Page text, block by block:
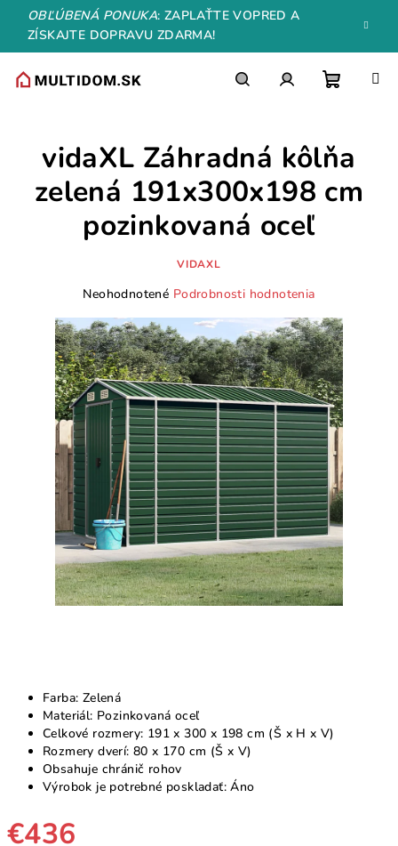
Prejsť
obsah
OBĽÚBENÁ PONUKA: ZAPLAŤTE VOPRED A
ZÍSKAJTE DOPRAVU ZDARMA!
košík
Farba: Zelená
Materiál: Pozinkovaná oceľ
Celkové rozmery: 191 x 300 x 198 cm (Š x H x V)
Rozmery dverí: 80 x 170 cm (Š x V)
Obsahuje chránič rohov
Výrobok je potrebné poskladať: Áno
€436
vidaXL Záhradná kôlňa
zelená 191x300x198 cm
pozinkovaná oceľ
VIDAXL
Priemerné
produktu
je
0,0
z
5
hviezdičiek.
Neohodnotené Podrobnosti hodnotenia